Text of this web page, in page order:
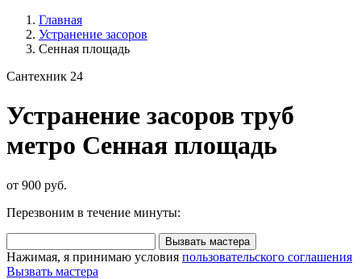
Главная
Устранение засоров
Сенная площадь
Сантехник 24
Устранение засоров труб
метро Сенная площадь
от 900 руб.
Перезвоним в течение минуты:
Вызвать мастера
Нажимая, я принимаю условия пользовательского соглашения
Вызвать мастера